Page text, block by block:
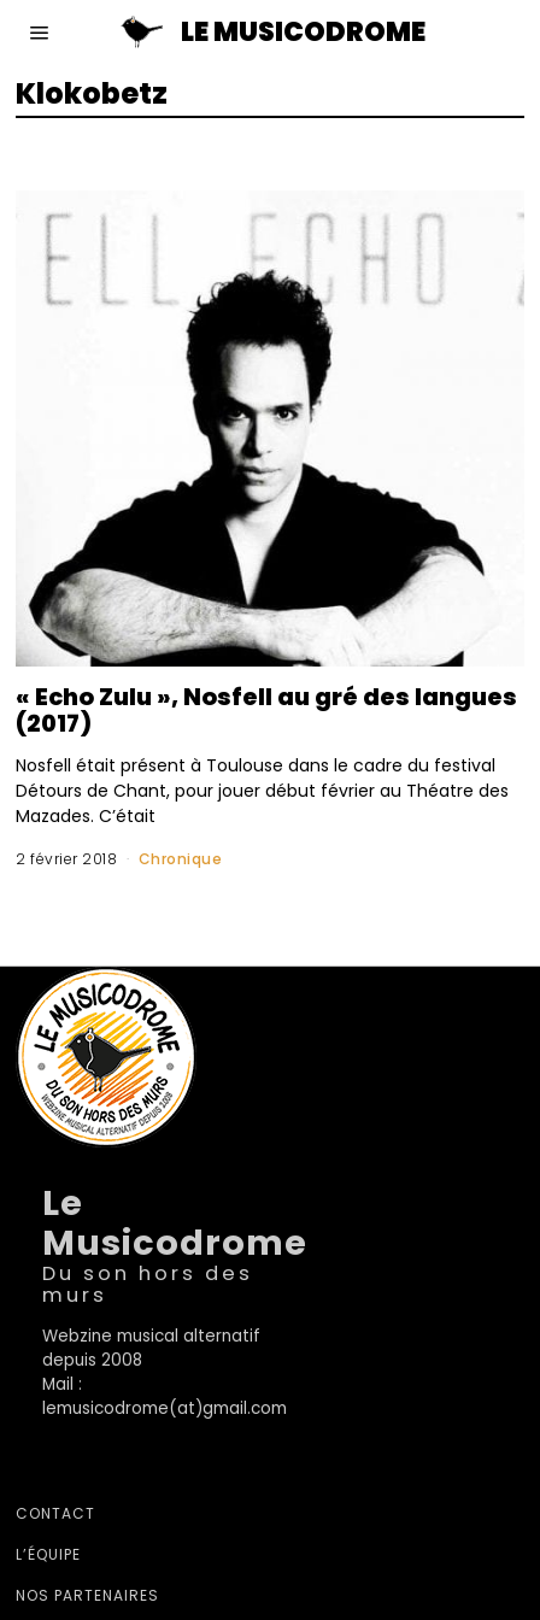
LE MUSICODROME
Klokobetz
« Echo Zulu », Nosfell au gré des langues
(2017)
Nosfell était présent à Toulouse dans le cadre du festival
Détours de Chant, pour jouer début février au Théatre des
Mazades. C’était
2 février 2018 Chronique
Le
Musicodrome
Du son hors des
murs
Webzine musical alternatif
depuis 2008
Mail :
lemusicodrome(at)gmail.com
CONTACT
L’ÉQUIPE
NOS PARTENAIRES